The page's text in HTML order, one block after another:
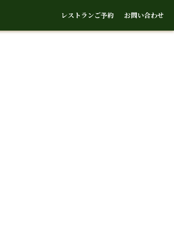
レストランご予約 お問い合わせ